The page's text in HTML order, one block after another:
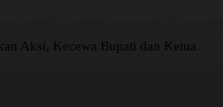
Aksi, Kecewa Bupati dan Ketua